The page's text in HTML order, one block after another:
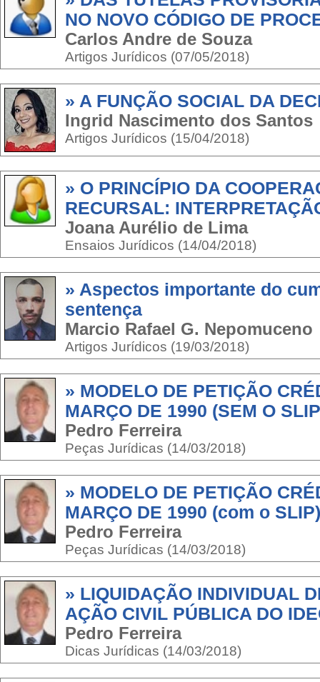
NO NOVO CÓDIGO DE
Carlos Andre de Souza
Artigos Jurídicos (07/05/2018)
» A FUNÇÃO SOCIAL DA
Ingrid Nascimento dos Santos
Artigos Jurídicos (15/04/2018)
» O PRINCÍPIO DA
RECURSAL:
Joana Aurélio de Lima
Ensaios Jurídicos (14/04/2018)
» Aspectos importante do
sentença
Marcio Rafael G. Nepomuceno
Artigos Jurídicos (19/03/2018)
» MODELO DE PETIÇÃO
MARÇO DE 1990 (SEM O
Pedro Ferreira
Peças Jurídicas (14/03/2018)
» MODELO DE PETIÇÃO
MARÇO DE 1990 (com o SLIP)
Pedro Ferreira
Peças Jurídicas (14/03/2018)
» LIQUIDAÇÃO INDIVIDUAL
AÇÃO CIVIL PÚBLICA DO
Pedro Ferreira
Dicas Jurídicas (14/03/2018)